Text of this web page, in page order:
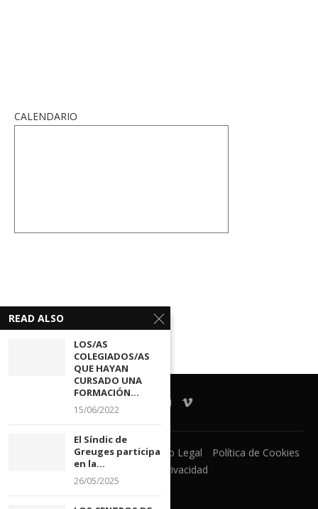
CALENDARIO
Ventanilla Unica CECOVA Aviso Legal
Política de Cookies
Política de Privacidad
READ ALSO
LOS/AS
COLEGIADOS/AS
QUE HAYAN
CURSADO UNA
FORMACIÓN...
15/06/2022
El Síndic de
Greuges participa
en la...
26/05/2025